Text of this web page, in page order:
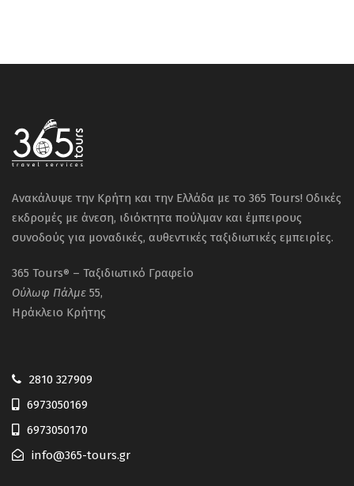
Ανακάλυψε την Κρήτη και την Ελλάδα με το 365 Tours! Οδικές
εκδρομές με άνεση, ιδιόκτητα πούλμαν και έμπειρους
συνοδούς για μοναδικές, αυθεντικές ταξιδιωτικές εμπειρίες.
365 Tours® – Ταξιδιωτικό Γραφείο
Ούλωφ Πάλμε 55,
Ηράκλειο Κρήτης
2810 327909
6973050169
6973050170
info@365-tours.gr